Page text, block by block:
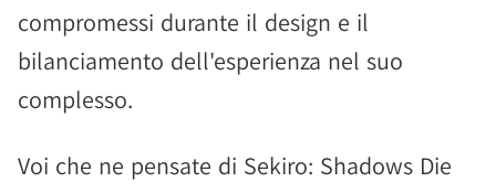
compromessi durante il design e il
bilanciamento dell'esperienza nel suo
complesso.
Voi che ne pensate di Sekiro: Shadows Die